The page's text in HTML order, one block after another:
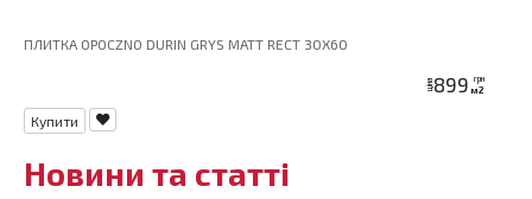
ПЛИТКА OPOCZNO DURIN GRYS MATT RECT 30X60
ціна899 грн
м2
Купити
Новини та статті